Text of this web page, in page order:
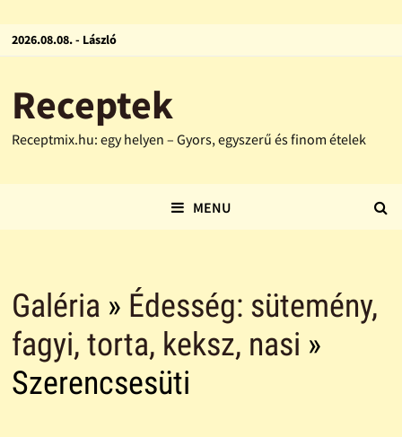
2026.08.08. - László
Receptek
Receptmix.hu: egy helyen – Gyors, egyszerű és finom ételek
MENU
Galéria » Édesség: sütemény,
fagyi, torta, keksz, nasi »
Szerencsesüti